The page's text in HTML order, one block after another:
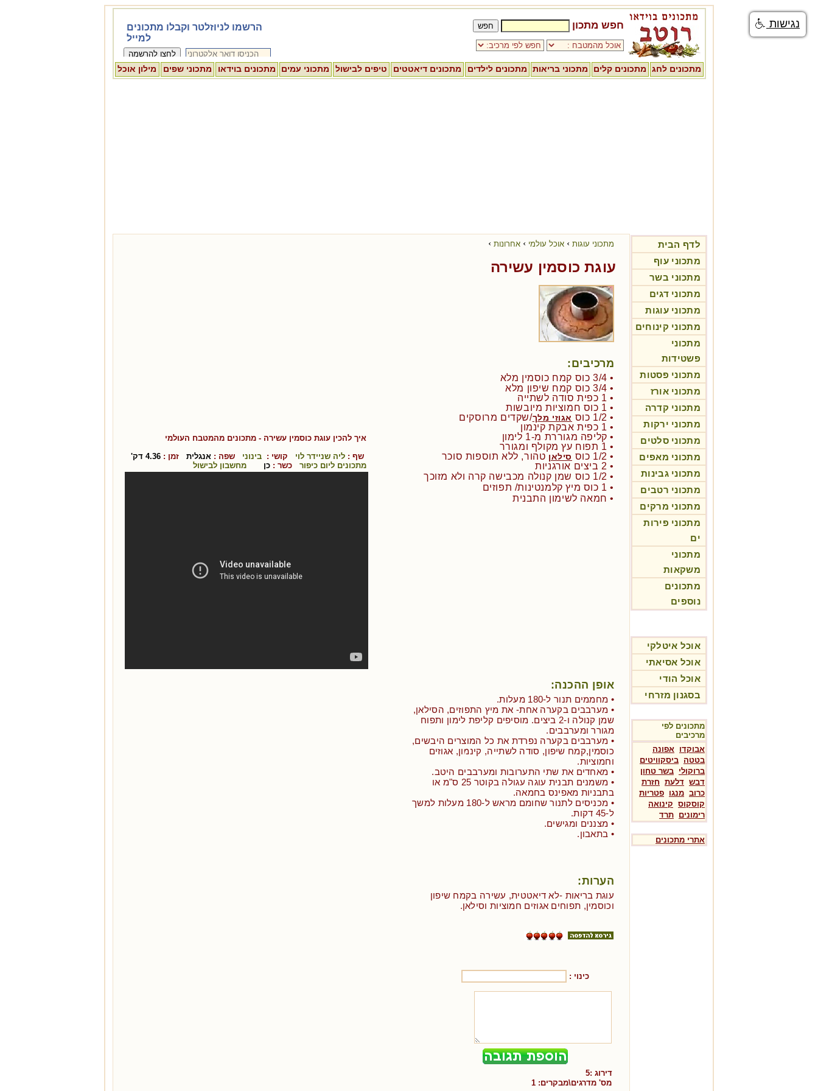
חפש מתכון
מתכונים לחג מתכונים קלים מתכוני בריאות מתכונים לילדים מתכונים דיאטטים טיפים לבישול מתכוני עמים מתכונים בוידאו מתכוני שפים מילון אוכל
לדף הבית
מתכוני עוף
מתכוני בשר
מתכוני דגים
מתכוני עוגות
מתכוני קינוחים
מתכוני
פשטידות
מתכוני פסטות
מתכוני אורז
מתכוני קדרה
מתכוני ירקות
מתכוני סלטים
מתכוני מאפים
מתכוני גבינות
מתכוני רטבים
מתכוני מרקים
מתכוני פירות
ים
מתכוני
משקאות
מתכונים
נוספים
אוכל איטלקי
אוכל אסיאתי
אוכל הודי
בסגנון מזרחי
מתכונים לפי
מרכיבים
אבוקדו אפונה
בטטה ביסקוויטים
ברוקולי בשר טחון
דבש דלעת חזרת
כרוב מנגו פטריות
קוסקוס קינואה
רימונים תרד
אתרי מתכונים
מתכוני עוגות › אוכל עולמי › אחרונות ›
עוגת כוסמין עשירה
מרכיבים:
• 3/4 כוס קמח כוסמין מלא
• 3/4 כוס קמח שיפון מלא
• 1 כפית סודה לשתייה
• 1 כוס חמוציות מיובשות
• 1/2 כוס
אגוזי מלך/שקדים מרוסקים
• 1 כפית אבקת קינמון
• קליפה מגוררת מ-1 לימון
• 1 תפוח עץ מקולף ומגורר
• 1/2 כוס
סילאן טהור, ללא תוספות סוכר
• 2 ביצים אורגניות
• 1/2 כוס שמן קנולה מכבישה קרה ולא מזוכך
• 1 כוס מיץ קלמנטינות/ תפוזים
• חמאה לשימון התבנית
אופן ההכנה:
• מחממים תנור ל-180 מעלות.
• מערבבים בקערה אחת- את מיץ התפוזים, הסילאן,
שמן קנולה ו-2 ביצים. מוסיפים קליפת לימון ותפוח
מגורר ומערבבים.
• מערבבים בקערה נפרדת את כל המוצרים היבשים,
כוסמין,קמח שיפון, סודה לשתייה, קינמון, אגוזים
וחמוציות.
• מאחדים את שתי התערובות ומערבבים היטב.
• משמנים תבנית עוגה עגולה בקוטר 25 ס"מ או
בתבניות מאפינס בחמאה.
• מכניסים לתנור שחומם מראש ל-180 מעלות למשך
ל-45 דקות.
• מצננים ומגישים.
• בתאבון.
הערות:
עוגת בריאות -לא דיאטטית, עשירה בקמח שיפון
וכוסמין, תפוחים אגוזים חמוציות וסילאן.
כינוי :
דירוג :5
מס' מדרגים\מבקרים: 1
איך להכין עוגת כוסמין עשירה - מתכונים מהמטבח העולמי
שף : ליה שניידר לוי קושי : בינוני שפה : אנגלית זמן : 4.36 דק'
מתכונים ליום כיפור
כשר : כן מחשבון לבישול
נגישות